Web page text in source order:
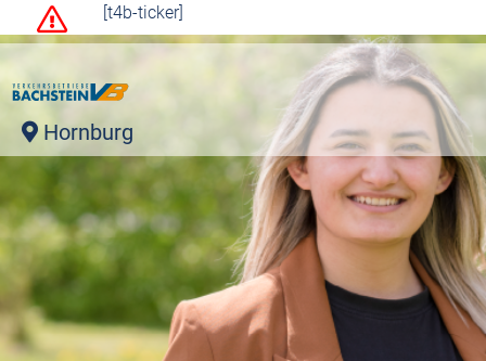
[t4b-ticker]
Hornburg